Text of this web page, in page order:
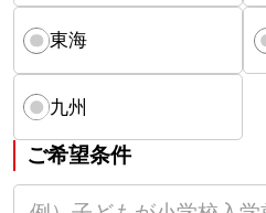
東海
九州
ご希望条件